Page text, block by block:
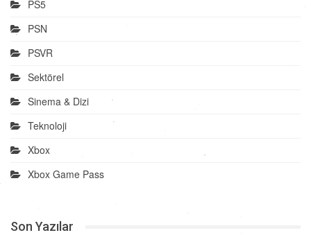
PS5
PSN
PSVR
Sektörel
Sinema & Dizi
Teknoloji
Xbox
Xbox Game Pass
Son Yazılar